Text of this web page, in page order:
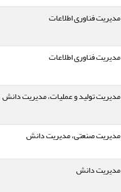
مدیریت فناوری اطلاعات
مدیریت فناوری اطلاعات
مدیریت تولید و عملیات، مدیریت دانش
مدیریت صنعتی، مدیریت دانش
مدیریت دانش